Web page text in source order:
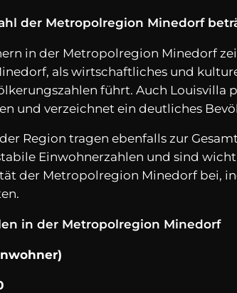
der Metropolregion Minedorf
in der Metropolregion Minedorf
als wirtschaftliches und
führt. Auch Louisvilla
und verzeichnet ein deutliches
Region tragen ebenfalls zur
Einwohnerzahlen und sind
der Metropolregion Minedorf bei,
in der Metropolregion Minedorf